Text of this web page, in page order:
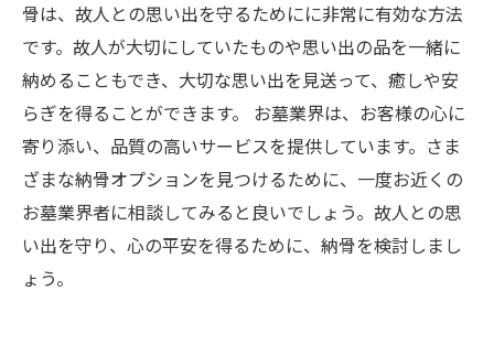
骨は、故人との思い出を守るためにに非常に有効な方法
です。故人が大切にしていたものや思い出の品を一緒に
納めることもでき、大切な思い出を見送って、癒しや安
らぎを得ることができます。 お墓業界は、お客様の心に
寄り添い、品質の高いサービスを提供しています。さま
ざまな納骨オプションを見つけるために、一度お近くの
お墓業界者に相談してみると良いでしょう。故人との思
い出を守り、心の平安を得るために、納骨を検討しまし
ょう。